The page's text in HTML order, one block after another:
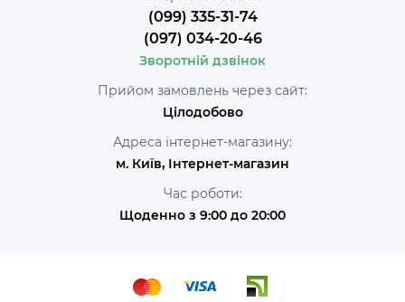
(099) 335-31-74
(097) 034-20-46
Зворотній дзвінок
Прийом замовлень через сайт:
Цілодобово
Адреса інтернет-магазину:
м. Київ, Інтернет-магазин
Час роботи:
Щоденно з 9:00 до 20:00